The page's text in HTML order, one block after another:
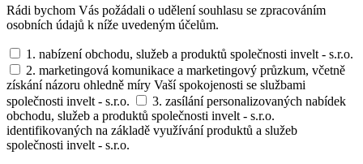
Rádi bychom Vás požádali o udělení souhlasu se zpracováním
osobních údajů k níže uvedeným účelům.
1. nabízení obchodu, služeb a produktů společnosti invelt - s.r.o.
2. marketingová komunikace a marketingový průzkum, včetně
získání názoru ohledně míry Vaší spokojenosti se službami
společnosti invelt - s.r.o.
3. zasílání personalizovaných nabídek
obchodu, služeb a produktů společnosti invelt - s.r.o.
identifikovaných na základě využívání produktů a služeb
společnosti invelt - s.r.o.